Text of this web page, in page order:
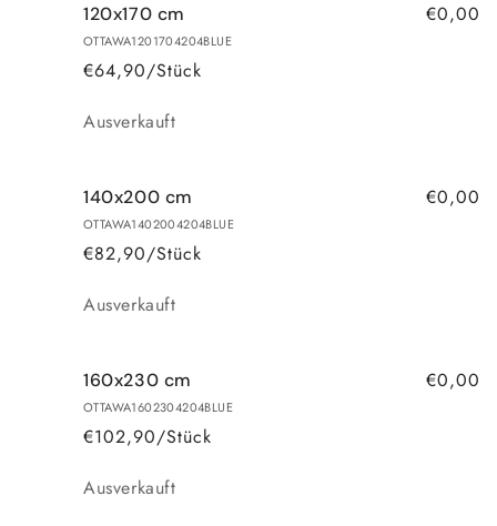
120x170 cm
OTTAWA1201704204BLUE
€64,90/Stück
€0,00
Anzahl
Ausverkauft
140x200 cm
OTTAWA1402004204BLUE
€82,90/Stück
€0,00
Anzahl
Ausverkauft
160x230 cm
OTTAWA1602304204BLUE
€102,90/Stück
€0,00
Anzahl
Ausverkauft